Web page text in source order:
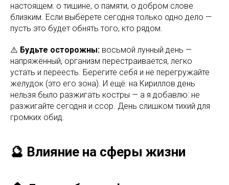
настоящем: о тишине, о памяти, о добром слове
близким. Если выберете сегодня только одно дело —
пусть это будет обнять того, кто рядом.
⚠️ Будьте осторожны: восьмой лунный день —
напряжённый, организм перестраивается, легко
устать и переесть. Берегите себя и не перегружайте
желудок (это его зона). И ещё: на Кириллов день
нельзя было разжигать костры — а я добавлю: не
разжигайте сегодня и ссор. День слишком тихий для
громких обид.
🔮 Влияние на сферы жизни